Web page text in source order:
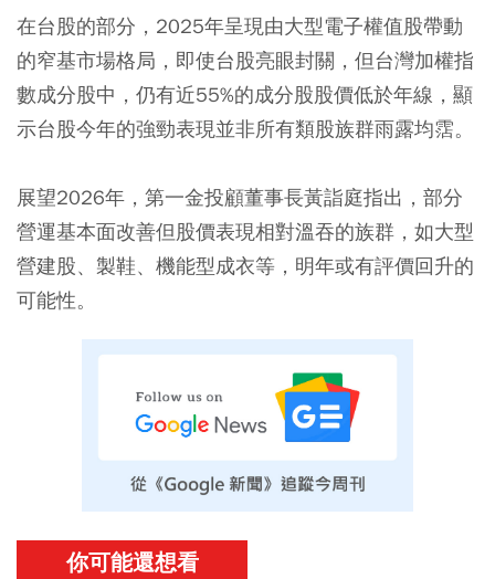
在台股的部分，2025年呈現由大型電子權值股帶動
的窄基市場格局，即使台股亮眼封關，但台灣加權指
數成分股中，仍有近55%的成分股股價低於年線，顯
示台股今年的強勁表現並非所有類股族群雨露均霑。
展望2026年，第一金投顧董事長黃詣庭指出，部分
營運基本面改善但股價表現相對溫吞的族群，如大型
營建股、製鞋、機能型成衣等，明年或有評價回升的
可能性。